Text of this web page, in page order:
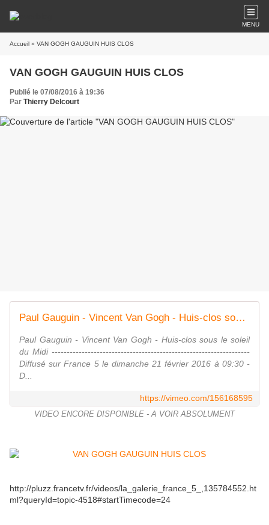
MENU
Accueil » VAN GOGH GAUGUIN HUIS CLOS
VAN GOGH GAUGUIN HUIS CLOS
Publié le 07/08/2016 à 19:36
Par Thierry Delcourt
Paul Gauguin - Vincent Van Gogh - Huis-clos sous le soleil du Midi_France 5_21/02/2016.
Paul Gauguin - Vincent Van Gogh - Huis-clos sous le soleil
du Midi ------------------------------------------------------------------
Diffusé sur France 5 le dimanche 21 février 2016 à 09:30 -
D...
https://vimeo.com/156168595
VIDEO ENCORE DISPONIBLE - A VOIR ABSOLUMENT
http://pluzz.francetv.fr/videos/la_galerie_france_5_,135784552.ht
ml?queryId=topic-4518#startTimecode=24